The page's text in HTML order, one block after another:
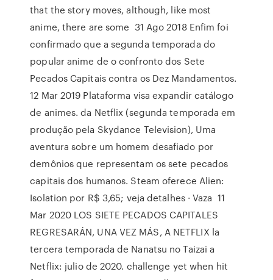
that the story moves, although, like most
anime, there are some 31 Ago 2018 Enfim foi
confirmado que a segunda temporada do
popular anime de o confronto dos Sete
Pecados Capitais contra os Dez Mandamentos.
12 Mar 2019 Plataforma visa expandir catálogo
de animes. da Netflix (segunda temporada em
produção pela Skydance Television), Uma
aventura sobre um homem desafiado por
demônios que representam os sete pecados
capitais dos humanos. Steam oferece Alien:
Isolation por R$ 3,65; veja detalhes · Vaza 11
Mar 2020 LOS SIETE PECADOS CAPITALES
REGRESARÁN, UNA VEZ MÁS, A NETFLIX la
tercera temporada de Nanatsu no Taizai a
Netflix: julio de 2020. challenge yet when hit